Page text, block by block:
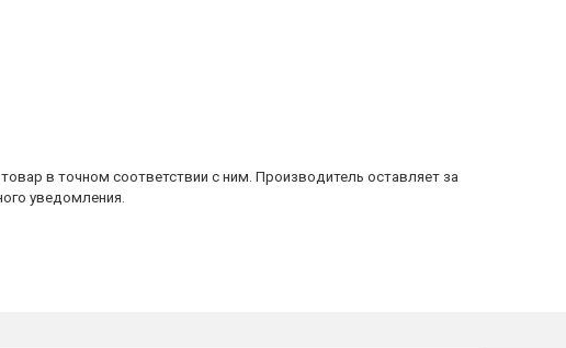
в точном соответствии с ним. Производитель оставляет за
уведомления.